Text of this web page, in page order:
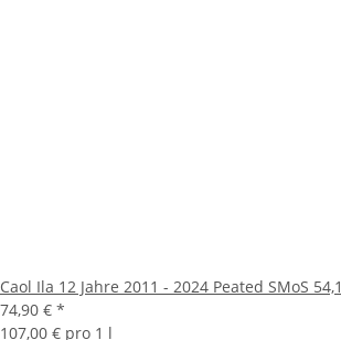
Caol Ila 12 Jahre 2011 - 2024 Peated SMoS
74,90 € *
107,00 € pro 1 l